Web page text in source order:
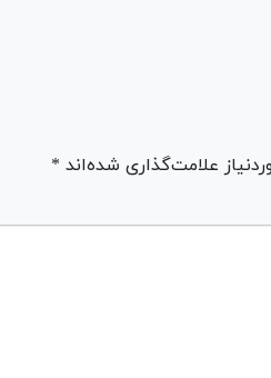
علامت‌گذاری شده‌اند *